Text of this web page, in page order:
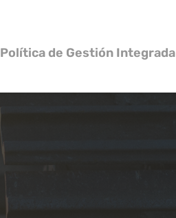
Política de Gestión Integrada